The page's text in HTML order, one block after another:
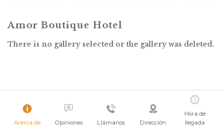
Amor Boutique Hotel
There is no gallery selected or the gallery was deleted.
Acerca de Opiniones Llámanos Dirección
Hora de
llegada